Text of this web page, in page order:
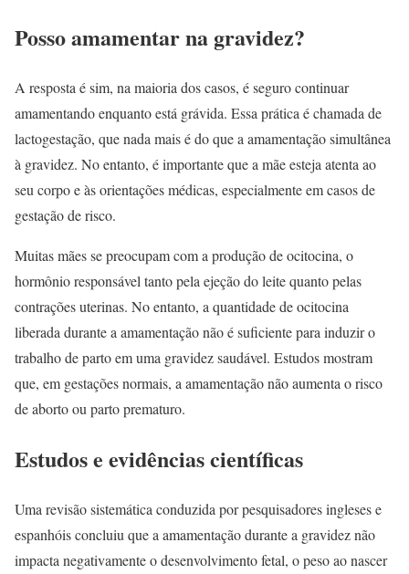
Posso amamentar na gravidez?
A resposta é sim, na maioria dos casos, é seguro continuar
amamentando enquanto está grávida. Essa prática é chamada de
lactogestação, que nada mais é do que a amamentação simultânea
à gravidez. No entanto, é importante que a mãe esteja atenta ao
seu corpo e às orientações médicas, especialmente em casos de
gestação de risco.
Muitas mães se preocupam com a produção de ocitocina, o
hormônio responsável tanto pela ejeção do leite quanto pelas
contrações uterinas. No entanto, a quantidade de ocitocina
liberada durante a amamentação não é suficiente para induzir o
trabalho de parto em uma gravidez saudável. Estudos mostram
que, em gestações normais, a amamentação não aumenta o risco
de aborto ou parto prematuro.
Estudos e evidências científicas
Uma revisão sistemática conduzida por pesquisadores ingleses e
espanhóis concluiu que a amamentação durante a gravidez não
impacta negativamente o desenvolvimento fetal, o peso ao nascer